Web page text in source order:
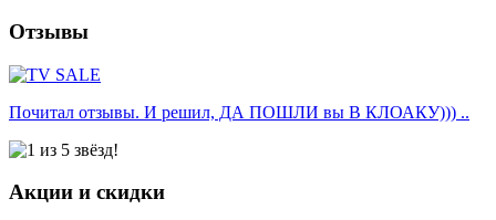
Отзывы
Почитал отзывы. И решил, ДА ПОШЛИ вы В КЛОАКУ))) ..
Акции и скидки